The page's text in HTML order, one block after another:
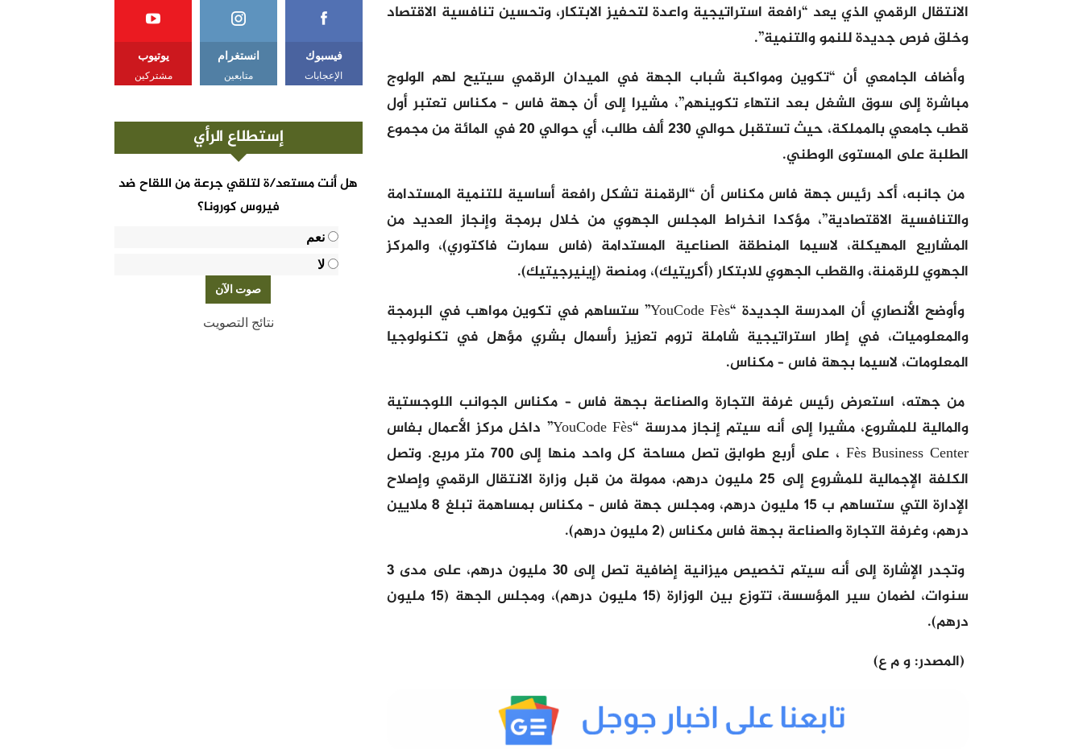
الانتقال الرقمي الذي يعد “رافعة استراتيجية واعدة لتحفيز الابتكار، وتحسين تنافسية الاقتصاد
وخلق فرص جديدة للنمو والتنمية”.
وأضاف الجامعي أن “تكوين ومواكبة شباب الجهة في الميدان الرقمي سيتيح لهم الولوج
مباشرة إلى سوق الشغل بعد انتهاء تكوينهم”، مشيرا إلى أن جهة فاس – مكناس تعتبر أول
قطب جامعي بالمملكة، حيث تستقبل حوالي 230 ألف طالب، أي حوالي 20 في المائة من مجموع
الطلبة على المستوى الوطني.
من جانبه، أكد رئيس جهة فاس مكناس أن “الرقمنة تشكل رافعة أساسية للتنمية المستدامة
والتنافسية الاقتصادية”، مؤكدا انخراط المجلس الجهوي من خلال برمجة وإنجاز العديد من
المشاريع المهيكلة، لاسيما المنطقة الصناعية المستدامة (فاس سمارت فاكتوري)، والمركز
الجهوي للرقمنة، والقطب الجهوي للابتكار (أكريتيك)، ومنصة (إينيرجيتيك).
وأوضح الأنصاري أن المدرسة الجديدة “YouCode Fès” ستساهم في تكوين مواهب في البرمجة
والمعلوميات، في إطار استراتيجية شاملة تروم تعزيز رأسمال بشري مؤهل في تكنولوجيا
المعلومات، لاسيما بجهة فاس – مكناس.
من جهته، استعرض رئيس غرفة التجارة والصناعة بجهة فاس – مكناس الجوانب اللوجستية
والمالية للمشروع، مشيرا إلى أنه سيتم إنجاز مدرسة “YouCode Fès” داخل مركز الأعمال بفاس
Fès Business Center ، على أربع طوابق تصل مساحة كل واحد منها إلى 700 متر مربع. وتصل
الكلفة الإجمالية للمشروع إلى 25 مليون درهم، ممولة من قبل وزارة الانتقال الرقمي وإصلاح
الإدارة التي ستساهم ب 15 مليون درهم، ومجلس جهة فاس – مكناس بمساهمة تبلغ 8 ملايين
درهم، وغرفة التجارة والصناعة بجهة فاس مكناس (2 مليون درهم).
وتجدر الإشارة إلى أنه سيتم تخصيص ميزانية إضافية تصل إلى 30 مليون درهم، على مدى 3
سنوات، لضمان سير المؤسسة، تتوزع بين الوزارة (15 مليون درهم)، ومجلس الجهة (15 مليون
درهم).
(المصدر: و م ع)
فيسبوك
الإعجابات
انستغرام
متابعين
يوتيوب
مشتركين
إستطلاع الرأي
هل أنت مستعد/ة لتلقي جرعة من اللقاح ضد
فيروس كورونا؟
نعم
لا
نتائج التصويت